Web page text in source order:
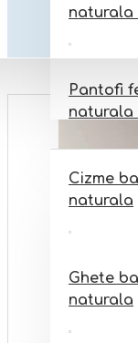
Pantofi
Sandale
naturala
Cizme
naturala
Ghete
naturala